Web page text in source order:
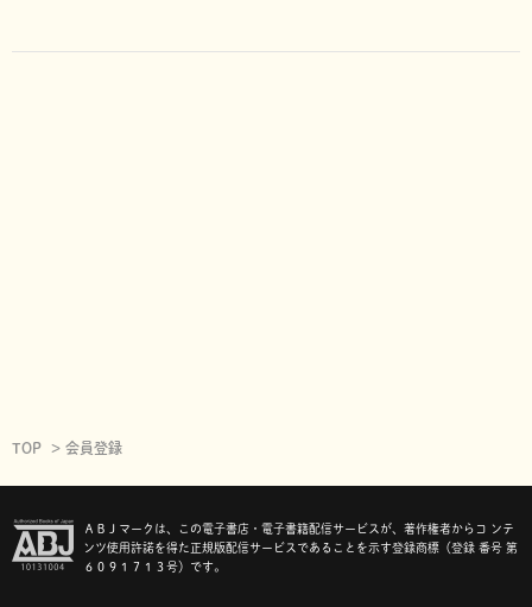
TOP 会員登録
ＡＢＪマークは、この電子書店・電子書籍配信サービスが、著作権者からコ ンテ
ンツ使用許諾を得た正規版配信サービスであることを示す登録商標（登録 番号 第
６０９１７１３号）です。